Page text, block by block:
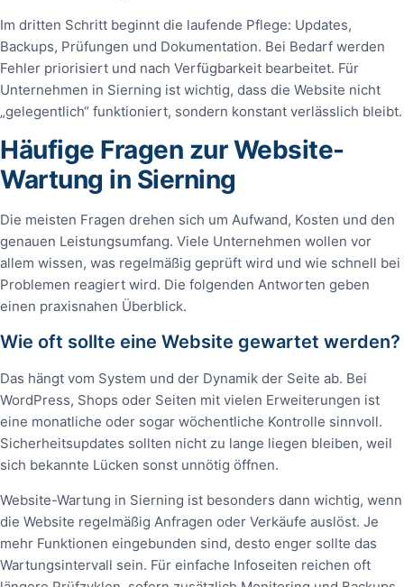
Im dritten Schritt beginnt die laufende Pflege: Updates,
Backups, Prüfungen und Dokumentation. Bei Bedarf werden
Fehler priorisiert und nach Verfügbarkeit bearbeitet. Für
Unternehmen in Sierning ist wichtig, dass die Website nicht
„gelegentlich“ funktioniert, sondern konstant verlässlich bleibt.
Häufige Fragen zur Website-
Wartung in Sierning
Die meisten Fragen drehen sich um Aufwand, Kosten und den
genauen Leistungsumfang. Viele Unternehmen wollen vor
allem wissen, was regelmäßig geprüft wird und wie schnell bei
Problemen reagiert wird. Die folgenden Antworten geben
einen praxisnahen Überblick.
Wie oft sollte eine Website gewartet werden?
Das hängt vom System und der Dynamik der Seite ab. Bei
WordPress, Shops oder Seiten mit vielen Erweiterungen ist
eine monatliche oder sogar wöchentliche Kontrolle sinnvoll.
Sicherheitsupdates sollten nicht zu lange liegen bleiben, weil
sich bekannte Lücken sonst unnötig öffnen.
Website-Wartung in Sierning ist besonders dann wichtig, wenn
die Website regelmäßig Anfragen oder Verkäufe auslöst. Je
mehr Funktionen eingebunden sind, desto enger sollte das
Wartungsintervall sein. Für einfache Infoseiten reichen oft